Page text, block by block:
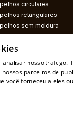
circulares
retangulares
sem moldura
com moldura
com
LED
com estampa
irregulares
semicirculares
nosso tráfego.
parceiros de
você forneceu a eles